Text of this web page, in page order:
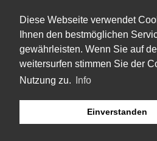
Diese Webseite verwendet
Ihnen den bestmöglichen
gewährleisten. Wenn Sie auf
weitersurfen stimmen Sie der
Nutzung zu.
Info
Einverstanden